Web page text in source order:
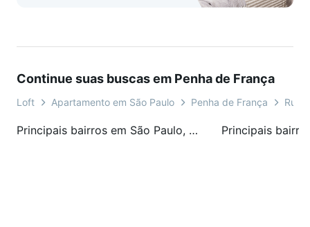
Continue suas buscas em Penha de França
Loft Apartamento em São Paulo Penha de França Rua
Principais bairros em São Paulo, SP